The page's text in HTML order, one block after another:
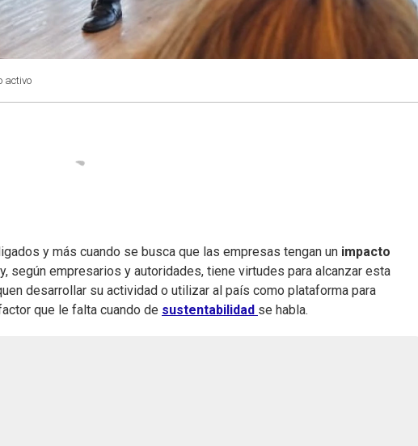
activo
y más cuando se busca que las empresas tengan un impacto
según empresarios y autoridades, tiene virtudes para alcanzar esta
desarrollar su actividad o utilizar al país como plataforma para
que le falta cuando de sustentabilidad se habla.